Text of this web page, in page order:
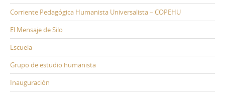
Corriente Pedagógica Humanista Universalista – COPEHU
El Mensaje de Silo
Escuela
Grupo de estudio humanista
Inauguración